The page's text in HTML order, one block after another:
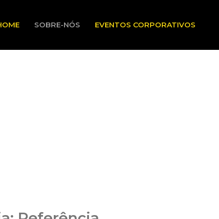
SOBRE-NÓS EVENTOS CORPORATIVOS